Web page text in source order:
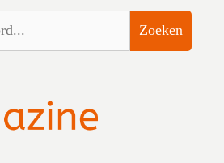
Zoeken